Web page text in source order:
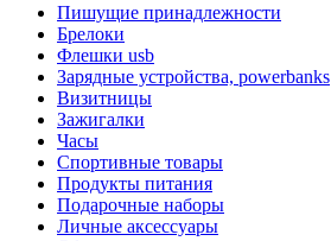
Пишущие принадлежности
Брелоки
Флешки usb
Зарядные устройства, powerbanks
Визитницы
Зажигалки
Часы
Спортивные товары
Продукты питания
Подарочные наборы
Личные аксессуары